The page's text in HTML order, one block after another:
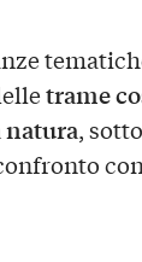
trame
natura,